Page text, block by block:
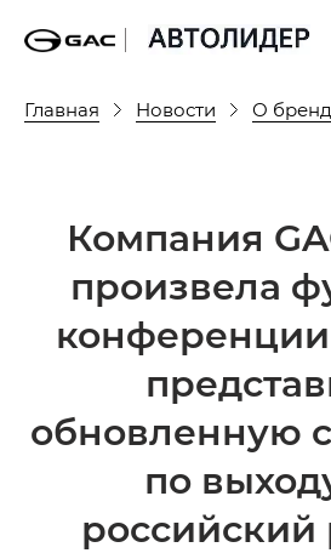
Главная Новости О
Компания
произвела
обновленную
по